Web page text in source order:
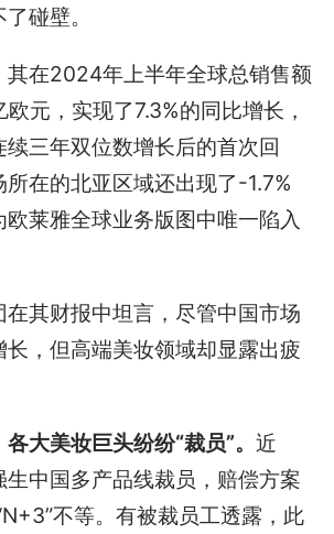
碰壁。
其在2024年上半年全球总销售额
元，实现了7.3%的同比增长，
三年双位数增长后的首次回
在的北亚区域还出现了-1.7%
莱雅全球业务版图中唯一陷入
其财报中坦言，尽管中国市场
，但高端美妆领域却显露出疲
大美妆巨头纷纷“裁员”。近
生中国多产品线裁员，赔偿方案
不等。有被裁员工透露，此